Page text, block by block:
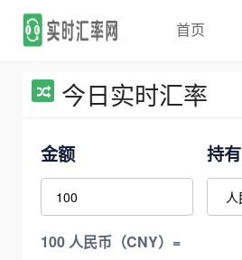
首页
今日实时汇率
金额 持有
100 人民币（CNY）=